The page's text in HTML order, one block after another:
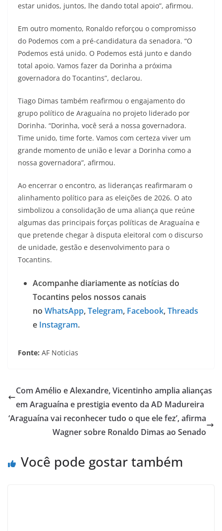
estar unidos, juntos, lhe dando total apoio”, afirmou.
Em outro momento, Ronaldo reforçou o compromisso
do Podemos com a pré-candidatura da senadora. “O
Podemos está unido. O Podemos está junto e dando
total apoio. Vamos fazer da Dorinha a próxima
governadora do Tocantins”, declarou.
Tiago Dimas também reafirmou o engajamento do
grupo político de Araguaína no projeto liderado por
Dorinha. “Dorinha, você será a nossa governadora.
Time unido, time forte. Vamos com certeza viver um
grande momento de união e levar a Dorinha como a
nossa governadora”, afirmou.
Ao encerrar o encontro, as lideranças reafirmaram o
alinhamento político para as eleições de 2026. O ato
simbolizou a consolidação de uma aliança que reúne
algumas das principais forças políticas de Araguaína e
que pretende chegar à disputa eleitoral com o discurso
de unidade, gestão e desenvolvimento para o
Tocantins.
Acompanhe diariamente as notícias do
Tocantins pelos nossos canais
no WhatsApp,Telegram, Facebook,Threads
e Instagram.
Fonte: AF Noticias
Com Amélio e Alexandre, Vicentinho amplia alianças
em Araguaína e prestigia evento da AD Madureira
‘Araguaína vai reconhecer tudo o que ele fez’, afirma
Wagner sobre Ronaldo Dimas ao Senado
Você pode gostar também